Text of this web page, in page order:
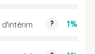
? 1%